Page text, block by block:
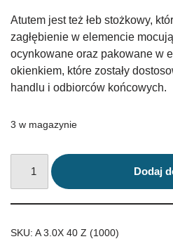
Atutem jest też łeb stożkowy,
zagłębienie w elemencie
ocynkowane oraz pakowane w
okienkiem, które zostały
handlu i odbiorców końcowych.
3 w magazynie
Dodaj
SKU: A 3.0X 40 Z (1000)